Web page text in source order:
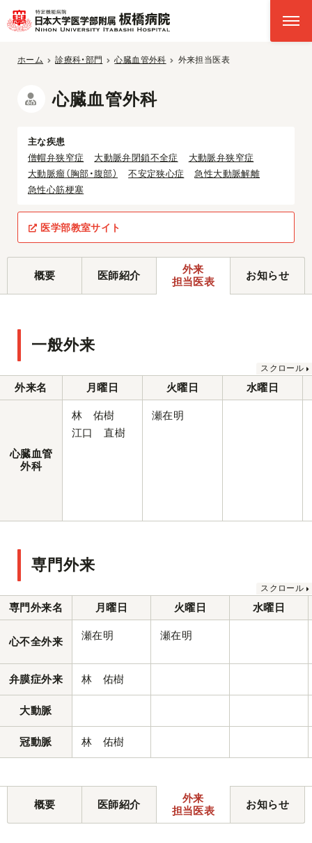
ホーム 診療科・部門 心臓血管外科 外来担当医表
心臓血管外科
主な疾患
僧帽弁狭窄症
大動脈弁閉鎖不全症
大動脈弁狭窄症
大動脈瘤（胸部・腹部）
不安定狭心症
急性大動脈解離
急性心筋梗塞
医学部教室サイト
概要 医師紹介
外来
担当医表
お知らせ
一般外来
外来名 月曜日 火曜日 水曜日
心臓血管
外科
林 佑樹
江口 直樹
瀬在明
専門外来
専門外来名 月曜日 火曜日 水曜日
心不全外来
瀬在明 瀬在明
弁膜症外来 林 佑樹
大動脈
冠動脈 林 佑樹
概要 医師紹介
外来
担当医表
お知らせ